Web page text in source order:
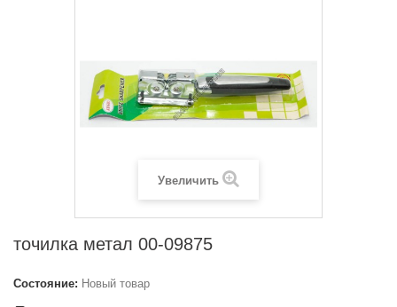
Увеличить
точилка метал 00-09875
Состояние: Новый товар